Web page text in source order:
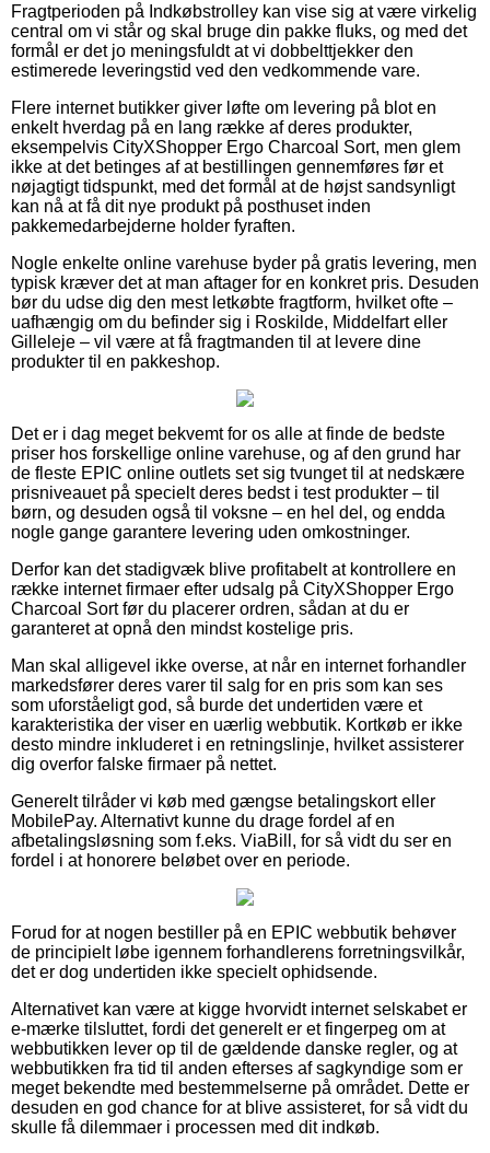
Fragtperioden på Indkøbstrolley kan vise sig at være virkelig
central om vi står og skal bruge din pakke fluks, og med det
formål er det jo meningsfuldt at vi dobbelttjekker den
estimerede leveringstid ved den vedkommende vare.
Flere internet butikker giver løfte om levering på blot en
enkelt hverdag på en lang række af deres produkter,
eksempelvis CityXShopper Ergo Charcoal Sort, men glem
ikke at det betinges af at bestillingen gennemføres før et
nøjagtigt tidspunkt, med det formål at de højst sandsynligt
kan nå at få dit nye produkt på posthuset inden
pakkemedarbejderne holder fyraften.
Nogle enkelte online varehuse byder på gratis levering, men
typisk kræver det at man aftager for en konkret pris. Desuden
bør du udse dig den mest letkøbte fragtform, hvilket ofte –
uafhængig om du befinder sig i Roskilde, Middelfart eller
Gilleleje – vil være at få fragtmanden til at levere dine
produkter til en pakkeshop.
Det er i dag meget bekvemt for os alle at finde de bedste
priser hos forskellige online varehuse, og af den grund har
de fleste EPIC online outlets set sig tvunget til at nedskære
prisniveauet på specielt deres bedst i test produkter – til
børn, og desuden også til voksne – en hel del, og endda
nogle gange garantere levering uden omkostninger.
Derfor kan det stadigvæk blive profitabelt at kontrollere en
række internet firmaer efter udsalg på CityXShopper Ergo
Charcoal Sort før du placerer ordren, sådan at du er
garanteret at opnå den mindst kostelige pris.
Man skal alligevel ikke overse, at når en internet forhandler
markedsfører deres varer til salg for en pris som kan ses
som uforståeligt god, så burde det undertiden være et
karakteristika der viser en uærlig webbutik. Kortkøb er ikke
desto mindre inkluderet i en retningslinje, hvilket assisterer
dig overfor falske firmaer på nettet.
Generelt tilråder vi køb med gængse betalingskort eller
MobilePay. Alternativt kunne du drage fordel af en
afbetalingsløsning som f.eks. ViaBill, for så vidt du ser en
fordel i at honorere beløbet over en periode.
Forud for at nogen bestiller på en EPIC webbutik behøver
de principielt løbe igennem forhandlerens forretningsvilkår,
det er dog undertiden ikke specielt ophidsende.
Alternativet kan være at kigge hvorvidt internet selskabet er
e-mærke tilsluttet, fordi det generelt er et fingerpeg om at
webbutikken lever op til de gældende danske regler, og at
webbutikken fra tid til anden efterses af sagkyndige som er
meget bekendte med bestemmelserne på området. Dette er
desuden en god chance for at blive assisteret, for så vidt du
skulle få dilemmaer i processen med dit indkøb.